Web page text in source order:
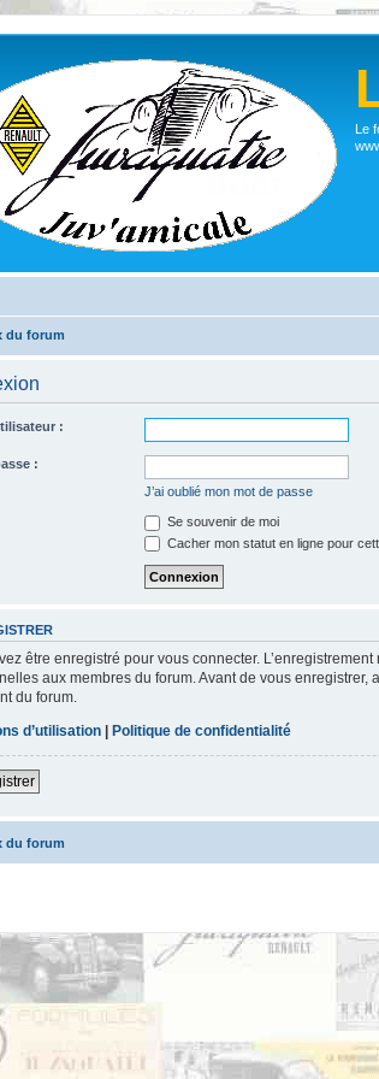
Le
du forum
:
:
J’ai oublié mon mot de passe
Se souvenir de moi
Cacher mon statut en ligne pour
être enregistré pour vous connecter.
aux membres du forum. Avant de vous
du forum.
d’utilisation | Politique de confidentialité
du forum